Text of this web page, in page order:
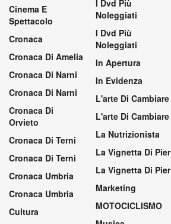
Cinema E
Spettacolo
Cronaca
Cronaca Di Amelia
Cronaca Di Narni
Cronaca Di Narni
Cronaca Di
Orvieto
Cronaca Di Terni
Cronaca Di Terni
Cronaca Umbria
Cronaca Umbria
Cultura
I Dvd Più
Noleggiati
I Dvd Più
Noleggiati
In Apertura
In Evidenza
L'arte Di Cambiare
L'arte Di Cambiare
La Nutrizionista
La Vignetta Di Pier
La Vignetta Di Pier
Marketing
MOTOCICLISMO